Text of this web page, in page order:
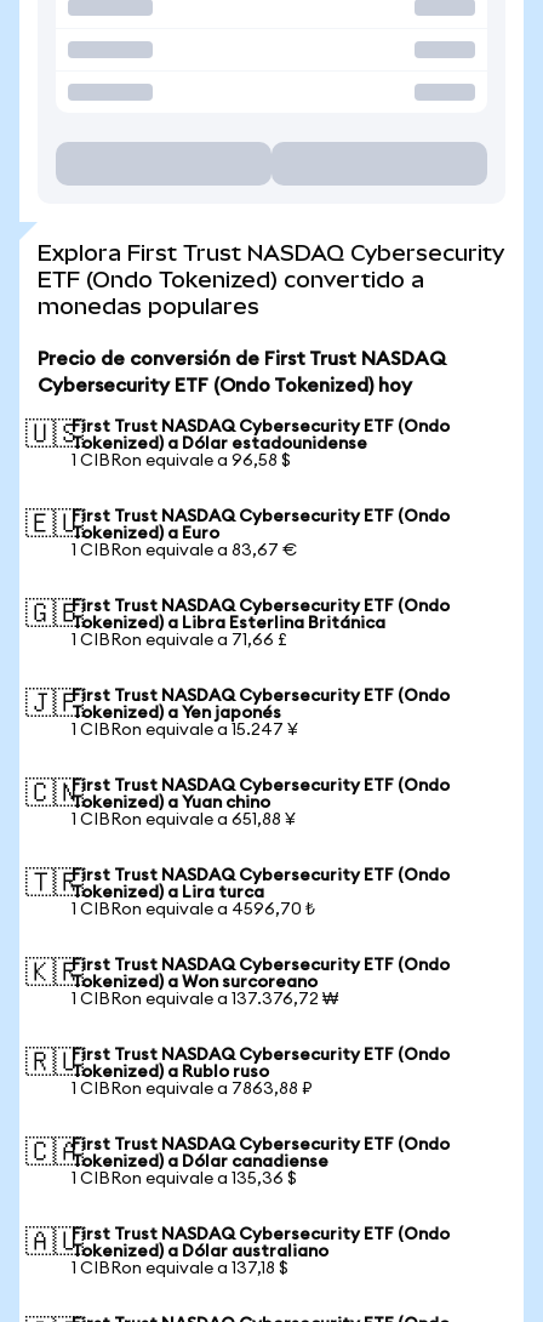
Explora First Trust NASDAQ Cybersecurity
ETF (Ondo Tokenized) convertido a
monedas populares
Precio de conversión de First Trust NASDAQ
Cybersecurity ETF (Ondo Tokenized) hoy
🇺🇸First Trust NASDAQ Cybersecurity ETF (Ondo
Tokenized) a Dólar estadounidense
1 CIBRon equivale a 96,58 $
🇪🇺First Trust NASDAQ Cybersecurity ETF (Ondo
Tokenized) a Euro
1 CIBRon equivale a 83,67 €
🇬🇧First Trust NASDAQ Cybersecurity ETF (Ondo
Tokenized) a Libra Esterlina Británica
1 CIBRon equivale a 71,66 £
🇯🇵First Trust NASDAQ Cybersecurity ETF (Ondo
Tokenized) a Yen japonés
1 CIBRon equivale a 15.247 ¥
🇨🇳First Trust NASDAQ Cybersecurity ETF (Ondo
Tokenized) a Yuan chino
1 CIBRon equivale a 651,88 ¥
🇹🇷First Trust NASDAQ Cybersecurity ETF (Ondo
Tokenized) a Lira turca
1 CIBRon equivale a 4596,70 ₺
🇰🇷First Trust NASDAQ Cybersecurity ETF (Ondo
Tokenized) a Won surcoreano
1 CIBRon equivale a 137.376,72 ₩
🇷🇺First Trust NASDAQ Cybersecurity ETF (Ondo
Tokenized) a Rublo ruso
1 CIBRon equivale a 7863,88 ₽
🇨🇦First Trust NASDAQ Cybersecurity ETF (Ondo
Tokenized) a Dólar canadiense
1 CIBRon equivale a 135,36 $
🇦🇺First Trust NASDAQ Cybersecurity ETF (Ondo
Tokenized) a Dólar australiano
1 CIBRon equivale a 137,18 $